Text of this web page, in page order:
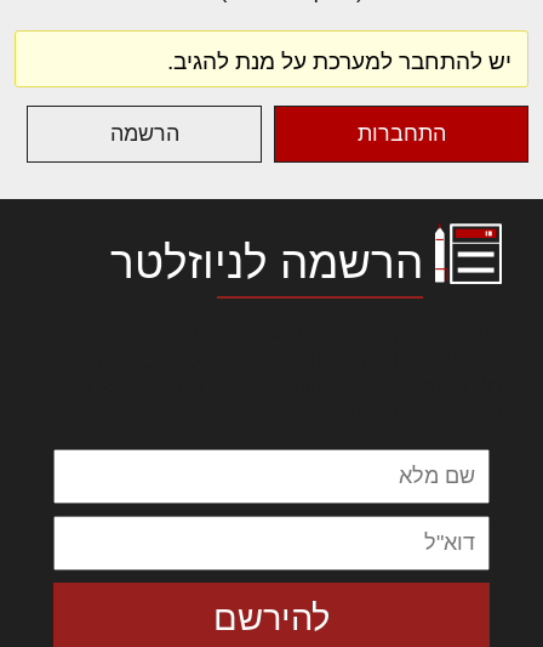
יש להתחבר למערכת על מנת להגיב.
התחברות הרשמה
הרשמה לניוזלטר